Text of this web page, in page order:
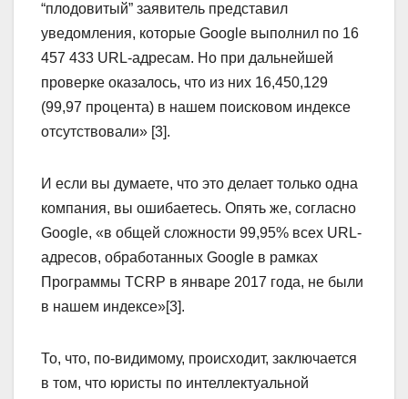
“плодовитый” заявитель представил
уведомления, которые Google выполнил по 16
457 433 URL-адресам. Но при дальнейшей
проверке оказалось, что из них 16,450,129
(99,97 процента) в нашем поисковом индексе
отсутствовали» [3].
И если вы думаете, что это делает только одна
компания, вы ошибаетесь. Опять же, согласно
Google, «в общей сложности 99,95% всех URL-
адресов, обработанных Google в рамках
Программы TCRP в январе 2017 года, не были
в нашем индексе»[3].
То, что, по-видимому, происходит, заключается
в том, что юристы по интеллектуальной